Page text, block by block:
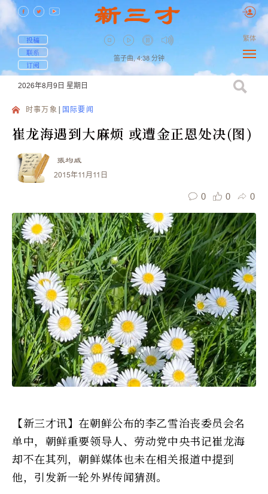
投稿
联系
订阅
笛子曲, 4:38 分钟
繁体
2026年8月9日 星期日
时事万象 国际要闻
崔龙海遇到大麻烦 或遭金正恩处决(图)
張均威
2015年11月11日
0 0 0
【新三才讯】在朝鲜公布的李乙雪治丧委员会名
单中，朝鲜重要领导人、劳动党中央书记崔龙海
却不在其列，朝鲜媒体也未在相关报道中提到
他，引发新一轮外界传闻猜测。